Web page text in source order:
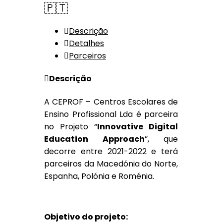
🇵🇹
Descrição
Detalhes
Parceiros
Descrição
A CEPROF – Centros Escolares de
Ensino Profissional Lda é parceira
no Projeto “Innovative Digital
Education Approach”, que
decorre entre 2021-2022 e terá
parceiros da Macedónia do Norte,
Espanha, Polónia e Roménia.
Objetivo do projeto: